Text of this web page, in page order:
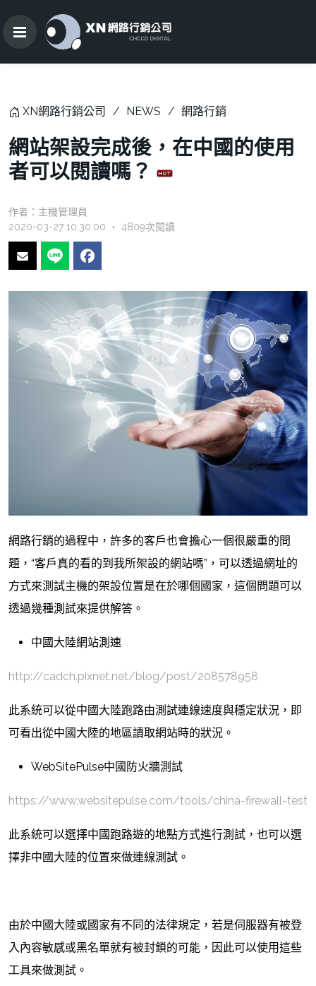
XN網路行銷公司 NEWS 網路行銷
網站架設完成後，在中國的使用
者可以閱讀嗎？
作者： 主機管理員
2020-03-27 10:30:00 ‧ 4809次閱讀
網路行銷的過程中，許多的客戶也會擔心一個很嚴重的問
題，“客戶真的看的到我所架設的網站嗎”，可以透過網址的
方式來測試主機的架設位置是在於哪個國家，這個問題可以
透過幾種測試來提供解答。
中國大陸網站測速
http://cadch.pixnet.net/blog/post/208578958
此系統可以從中國大陸跑路由測試連線速度與穩定狀況，即
可看出從中國大陸的地區讀取網站時的狀況。
WebSitePulse中國防火牆測試
https://www.websitepulse.com/tools/china-firewall-test
此系統可以選擇中國跑路遊的地點方式進行測試，也可以選
擇非中國大陸的位置來做連線測試。
由於中國大陸或國家有不同的法律規定，若是伺服器有被登
入內容敏感或黑名單就有被封鎖的可能，因此可以使用這些
工具來做測試。